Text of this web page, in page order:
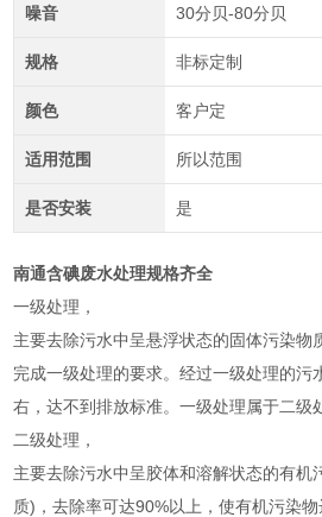
噪音 30分贝-80分贝
规格 非标定制
颜色 客户定
适用范围 所以范围
是否安装 是
南通含碘废水处理规格齐全
一级处理，
主要去除污水中呈悬浮状态的固体污染物
完成一级处理的要求。经过一级处理的污
右，达不到排放标准。一级处理属于二级
二级处理，
主要去除污水中呈胶体和溶解状态的有机
质)，去除率可达90%以上，使有机污染物